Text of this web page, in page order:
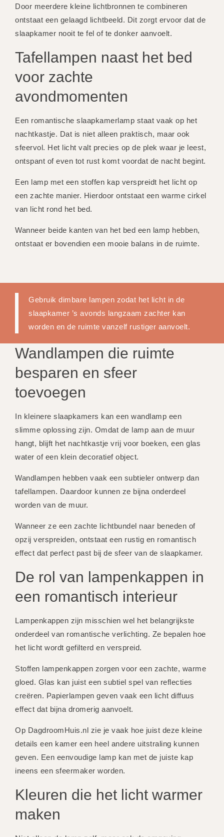
Door meerdere kleine lichtbronnen te combineren
ontstaat een gelaagd lichtbeeld. Dit zorgt ervoor dat de
slaapkamer nooit te fel of te donker aanvoelt.
Tafellampen naast het bed
voor zachte
avondmomenten
Een romantische slaapkamerlamp staat vaak op het
nachtkastje. Dat is niet alleen praktisch, maar ook
sfeervol. Het licht valt precies op de plek waar je leest,
ontspant of even tot rust komt voordat de nacht begint.
Een lamp met een stoffen kap verspreidt het licht op
een zachte manier. Hierdoor ontstaat een warme cirkel
van licht rond het bed.
Wanneer beide kanten van het bed een lamp hebben,
ontstaat er bovendien een mooie balans in de ruimte.
Gebruik dimbare lampen zodat het licht in de
slaapkamer ’s avonds langzaam zachter kan
worden en de ruimte vanzelf rustiger aanvoelt.
Wandlampen die ruimte
besparen en sfeer
toevoegen
In kleinere slaapkamers kan een wandlamp een
slimme oplossing zijn. Omdat de lamp aan de muur
hangt, blijft het nachtkastje vrij voor boeken, een glas
water of een klein decoratief object.
Wandlampen hebben vaak een subtieler ontwerp dan
tafellampen. Daardoor kunnen ze bijna onderdeel
worden van de muur.
Wanneer ze een zachte lichtbundel naar beneden of
opzij verspreiden, ontstaat een rustig en romantisch
effect dat perfect past bij de sfeer van de slaapkamer.
De rol van lampenkappen in
een romantisch interieur
Lampenkappen zijn misschien wel het belangrijkste
onderdeel van romantische verlichting. Ze bepalen hoe
het licht wordt gefilterd en verspreid.
Stoffen lampenkappen zorgen voor een zachte, warme
gloed. Glas kan juist een subtiel spel van reflecties
creëren. Papierlampen geven vaak een licht diffuus
effect dat bijna dromerig aanvoelt.
Op DagdroomHuis.nl zie je vaak hoe juist deze kleine
details een kamer een heel andere uitstraling kunnen
geven. Een eenvoudige lamp kan met de juiste kap
ineens een sfeermaker worden.
Kleuren die het licht warmer
maken